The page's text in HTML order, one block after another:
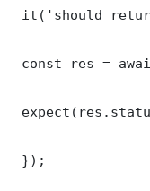
it('should
const res =
});